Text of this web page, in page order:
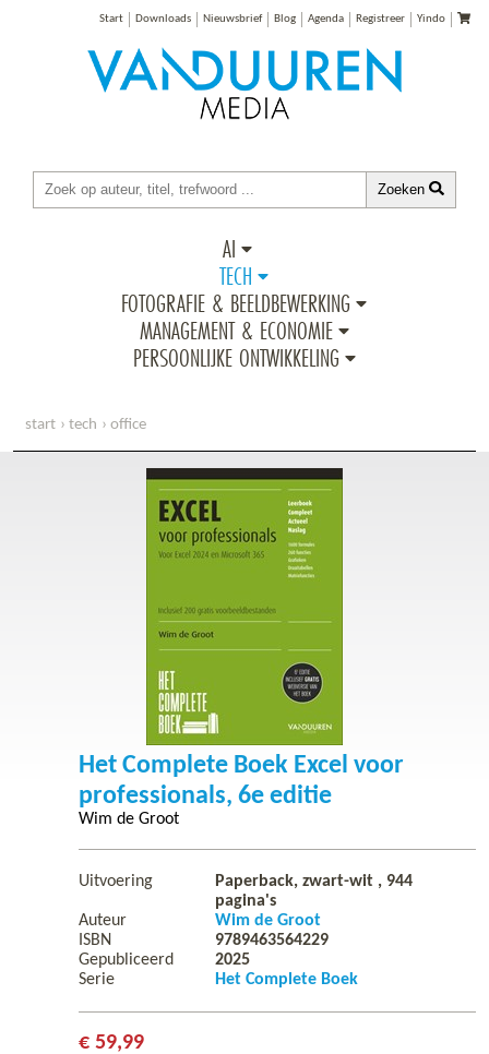
Start Downloads Nieuwsbrief Blog Agenda Registreer Yindo
Zoeken
AI
TECH
FOTOGRAFIE & BEELDBEWERKING
MANAGEMENT & ECONOMIE
PERSOONLIJKE ONTWIKKELING
start tech office
het complete boek excel voor professionals, 6e editie
Het Complete Boek Excel voor
professionals, 6e editie
Wim de Groot
Uitvoering Paperback, zwart-wit , 944
pagina's
Auteur
Wim de Groot
ISBN
9789463564229
Gepubliceerd
2025
Serie
Het Complete Boek
€ 59,99